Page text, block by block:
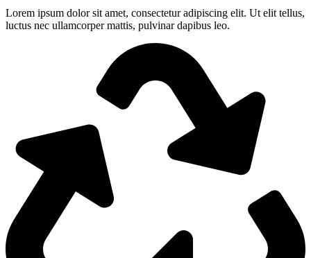
Lorem ipsum dolor sit amet, consectetur adipiscing elit. Ut elit tellus,
luctus nec ullamcorper mattis, pulvinar dapibus leo.